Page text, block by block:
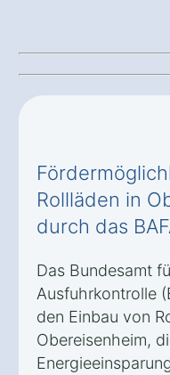
Rollläden in
durch das
Das Bundesamt
Ausfuhrkontrolle
den Einbau von
Obereisenheim,